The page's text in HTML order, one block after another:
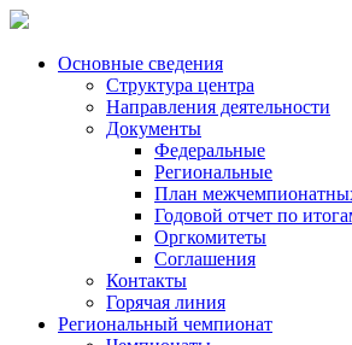
Основные сведения
Структура центра
Направления деятельности
Документы
Федеральные
Региональные
План
Годовой отчет по
Оргкомитеты
Соглашения
Контакты
Горячая линия
Региональный чемпионат